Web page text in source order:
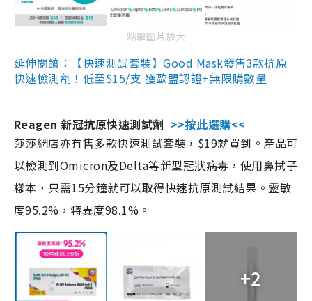
點擊圖片放大
延伸閱讀：【快速測試套裝】Good Mask發售3款抗原
快速檢測劑！低至$15/支 獲歐盟認證+無限購數量
Reagen 新冠抗原快速測試劑 >>按此選購<<
莎莎網店亦有售多款快速測試套裝，$19就買到。產品可
以檢測到Omicron及Delta等新型冠狀病毒，使用鼻拭子
樣本，只需15分鐘就可以取得快速抗原測試結果。靈敏
度95.2%，特異度98.1%。
+2